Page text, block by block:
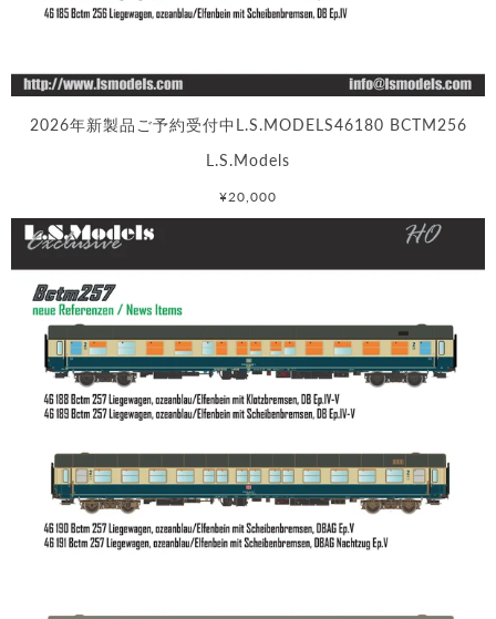
2026年新製品ご予約受付中L.S.MODELS46180 BCTM256
L.S.Models
¥20,000